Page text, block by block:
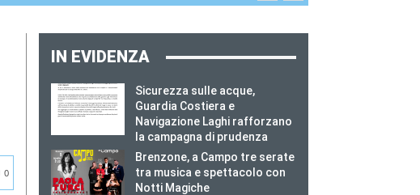
0
IN EVIDENZA
Sicurezza sulle acque,
Guardia Costiera e
Navigazione Laghi rafforzano
la campagna di prudenza
Brenzone, a Campo tre serate
tra musica e spettacolo con
Notti Magiche